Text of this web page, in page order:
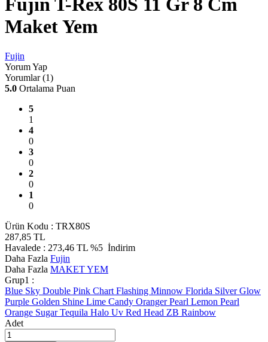
Fujin T-Rex 80S 11 Gr 8 Cm
Maket Yem
Fujin
Yorum Yap
Yorumlar (1)
5.0 Ortalama Puan
5
1
4
0
3
0
2
0
1
0
Ürün Kodu : TRX80S
287,85 TL
Havalede : 273,46 TL %5 İndirim
Daha Fazla Fujin
Daha Fazla MAKET YEM
Grup1 :
Blue Sky Double Pink Chart Flashing Minnow Florida Silver Glow
Purple Golden Shine Lime Candy Oranger Pearl Lemon Pearl
Orange Sugar Tequila Halo Uv Red Head ZB Rainbow
Adet